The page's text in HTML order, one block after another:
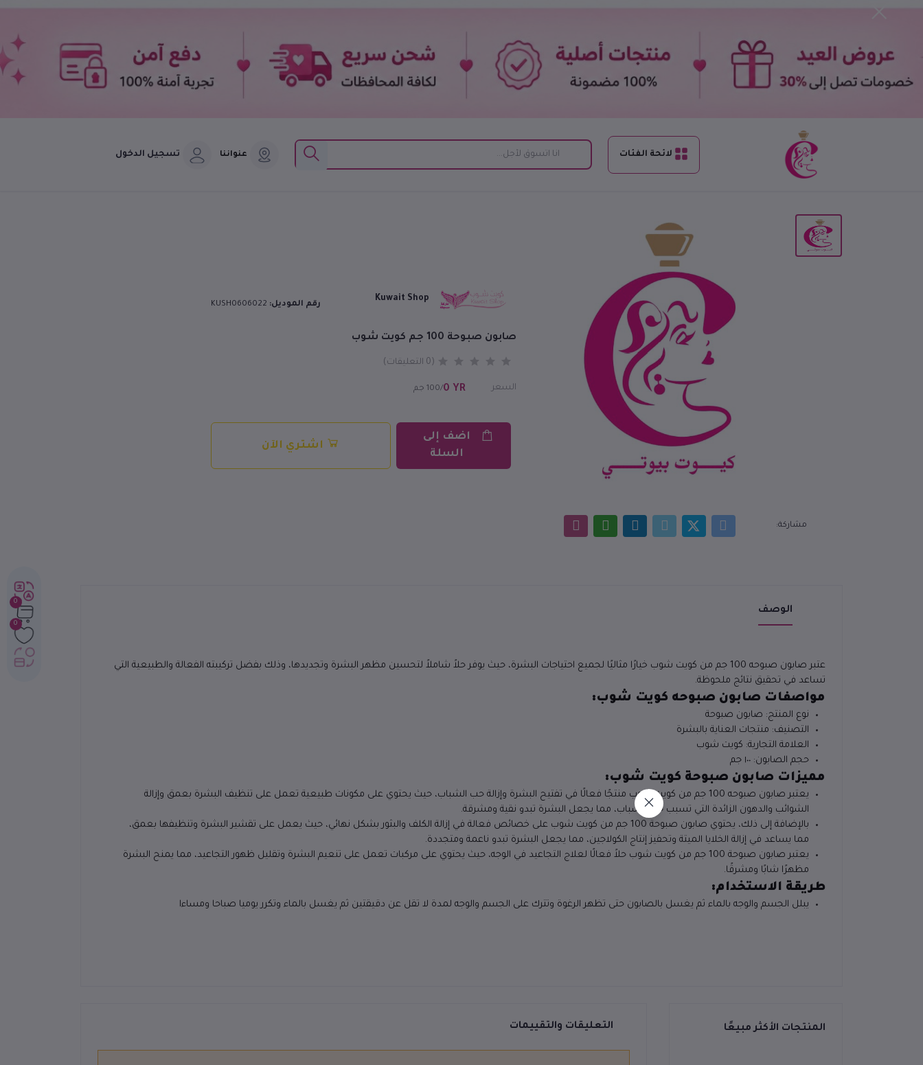
لائحة الفئات عنواننا تسجيل الدخول
0
0
مشاركة:
Kuwait Shop
رقم الموديل:
صابون صبوحة 100 جم كويت شوب
(0 التعليقات)
السعر 0 YR/100 جم
اضف إلى
السلة
اشتري الآن
الوصف
عتبر صابون صبوحه 100 جم من كويت شوب خيارًا مثاليًا لجميع احتياجات البشرة، حيث يوفر حلاً شاملاً لتحسين مظهر البشرة وتجديدها، وذلك بفضل تركيبته الفعالة والطبيعية التي
تساعد في تحقيق نتائج ملحوظة.
مواصفات صابون صبوحه كويت شوب:
نوع المنتج: صابون صبوحة
التصنيف: منتجات العناية بالبشرة
العلامة التجارية: كويت شوب
حجم الصابون: ١٠٠ جم
مميزات صابون صبوحة كويت شوب:
يعتبر صابون صبوحه 100 جم من كويت شوب منتجًا فعالًا في تفتيح البشرة وإزالة حب الشباب، حيث يحتوي على مكونات طبيعية تعمل على تنظيف البشرة بعمق وإزالة
الشوائب والدهون الزائدة التي تسبب حب الشباب، مما يجعل البشرة تبدو نقية ومشرقة.
بالإضافة إلى ذلك، يحتوي صابون صبوحة 100 جم من كويت شوب على خصائص فعالة في إزالة الكلف والبثور بشكل نهائي، حيث يعمل على تقشير البشرة وتنظيفها بعمق،
مما يساعد في إزالة الخلايا الميتة وتحفيز إنتاج الكولاجين، مما يجعل البشرة تبدو ناعمة ومتجددة.
يعتبر صابون صبوحة 100 جم من كويت شوب حلاً فعالًا لعلاج التجاعيد في الوجه، حيث يحتوي على مركبات تعمل على تنعيم البشرة وتقليل ظهور التجاعيد، مما يمنح البشرة
مظهرًا شابًا ومشرقًا.
طريقة الاستخدام:
يبلل الجسم والوجه بالماء ثم يغسل بالصابون حتى تظهر الرغوة وتترك على الجسم والوجه لمدة لا تقل عن دقيقتين ثم يغسل بالماء وتكرر يوميا صباحا ومساءا
المنتجات الأكثر مبيعًا التعليقات والتقييمات